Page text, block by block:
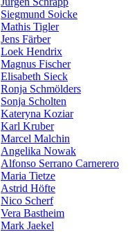
Siegmund Soicke
Mathis Tigler
Jens Färber
Loek Hendrix
Magnus Fischer
Elisabeth Sieck
Ronja Schmölders
Sonja Scholten
Kateryna Koziar
Karl Kruber
Marcel Malchin
Angelika Nowak
Alfonso Serrano Carnerero
Maria Tietze
Astrid Höfte
Nico Scherf
Vera Bastheim
Mark Jaekel